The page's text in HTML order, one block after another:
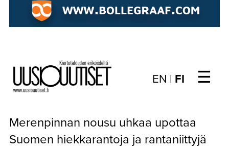
Choose
kieli:
EN | FI ☰
ARTIKKELIT
Merenpinnan nousu uhkaa upottaa
Suomen hiekkarantoja ja rantaniittyjä